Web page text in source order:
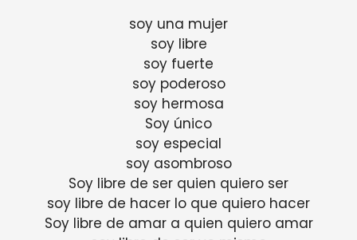
soy una mujer
soy libre
soy fuerte
soy poderoso
soy hermosa
Soy único
soy especial
soy asombroso
Soy libre de ser quien quiero ser
soy libre de hacer lo que quiero hacer
Soy libre de amar a quien quiero amar